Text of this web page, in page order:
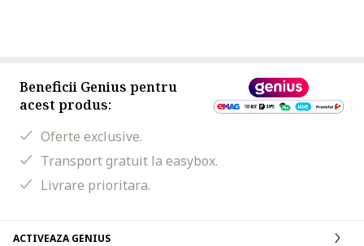
Beneficii Genius pentru
acest produs:
Oferte exclusive.
Transport gratuit la easybox.
Livrare prioritara.
ACTIVEAZA GENIUS